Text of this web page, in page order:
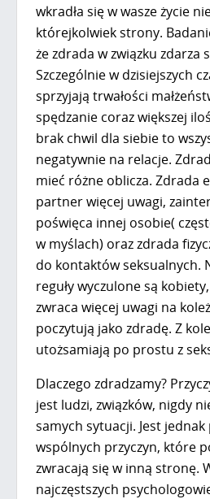
wkradła się w wasze życie
którejkolwiek strony.
że zdrada w związku zdarza
Szczególnie w dzisiejszych
sprzyjają trwałości
spędzanie coraz większej
brak chwil dla siebie to
negatywnie na relacje.
mieć różne oblicza. Zdrada
partner więcej uwagi,
poświęca innej osobie(
w myślach) oraz zdrada
do kontaktów seksualnych.
reguły wyczulone są
zwraca więcej uwagi na
poczytują jako zdradę. Z
utożsamiają po prostu z
Dlaczego zdradzamy?
jest ludzi, związków, nigdy
samych sytuacji. Jest
wspólnych przyczyn, które
zwracają się w inną stronę.
najczęstszych